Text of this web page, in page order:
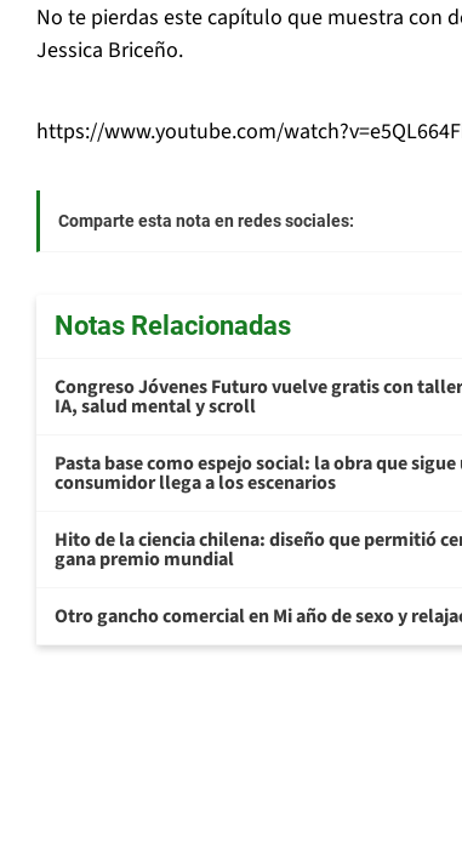
No te pierdas este capítulo que muestra con
Jessica Briceño.
https://www.youtube.com/
Comparte esta nota en redes sociales:
Notas Relacionadas
Congreso Jóvenes Futuro vuelve gratis con
IA, salud mental y scroll
Pasta base como espejo social: la obra que
consumidor llega a los escenarios
Hito de la ciencia chilena: diseño que permitió
gana premio mundial
Otro gancho comercial en Mi año de sexo y